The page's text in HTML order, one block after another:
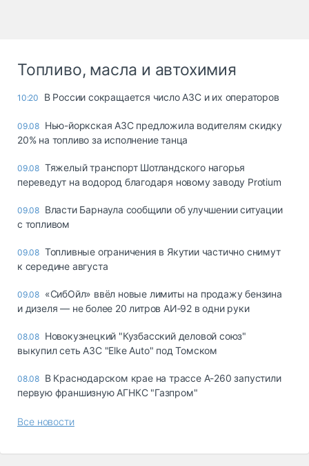
Топливо, масла и автохимия
10:20 В России сокращается число АЗС и их операторов
09.08 Нью-йоркская АЗС предложила водителям скидку
20% на топливо за исполнение танца
09.08 Тяжелый транспорт Шотландского нагорья
переведут на водород благодаря новому заводу Protium
09.08 Власти Барнаула сообщили об улучшении ситуации
с топливом
09.08 Топливные ограничения в Якутии частично снимут
к середине августа
09.08 «СибОйл» ввёл новые лимиты на продажу бензина
и дизеля — не более 20 литров АИ‑92 в одни руки
08.08 Новокузнецкий "Кузбасский деловой союз"
выкупил сеть АЗС "Elke Auto" под Томском
08.08 В Краснодарском крае на трассе А-260 запустили
первую франшизную АГНКС "Газпром"
Все новости